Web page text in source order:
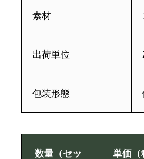
素材
出荷単位
包装形態
数量（セッ
単価（